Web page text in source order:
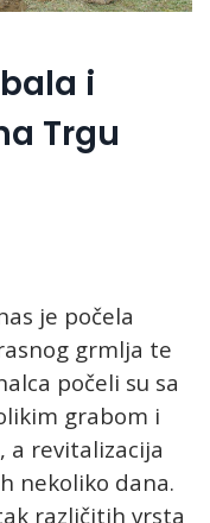
i
Trgu
je počela
grmlja te
počeli su sa
grabom i
a revitalizacija
nekoliko dana.
različitih vrsta